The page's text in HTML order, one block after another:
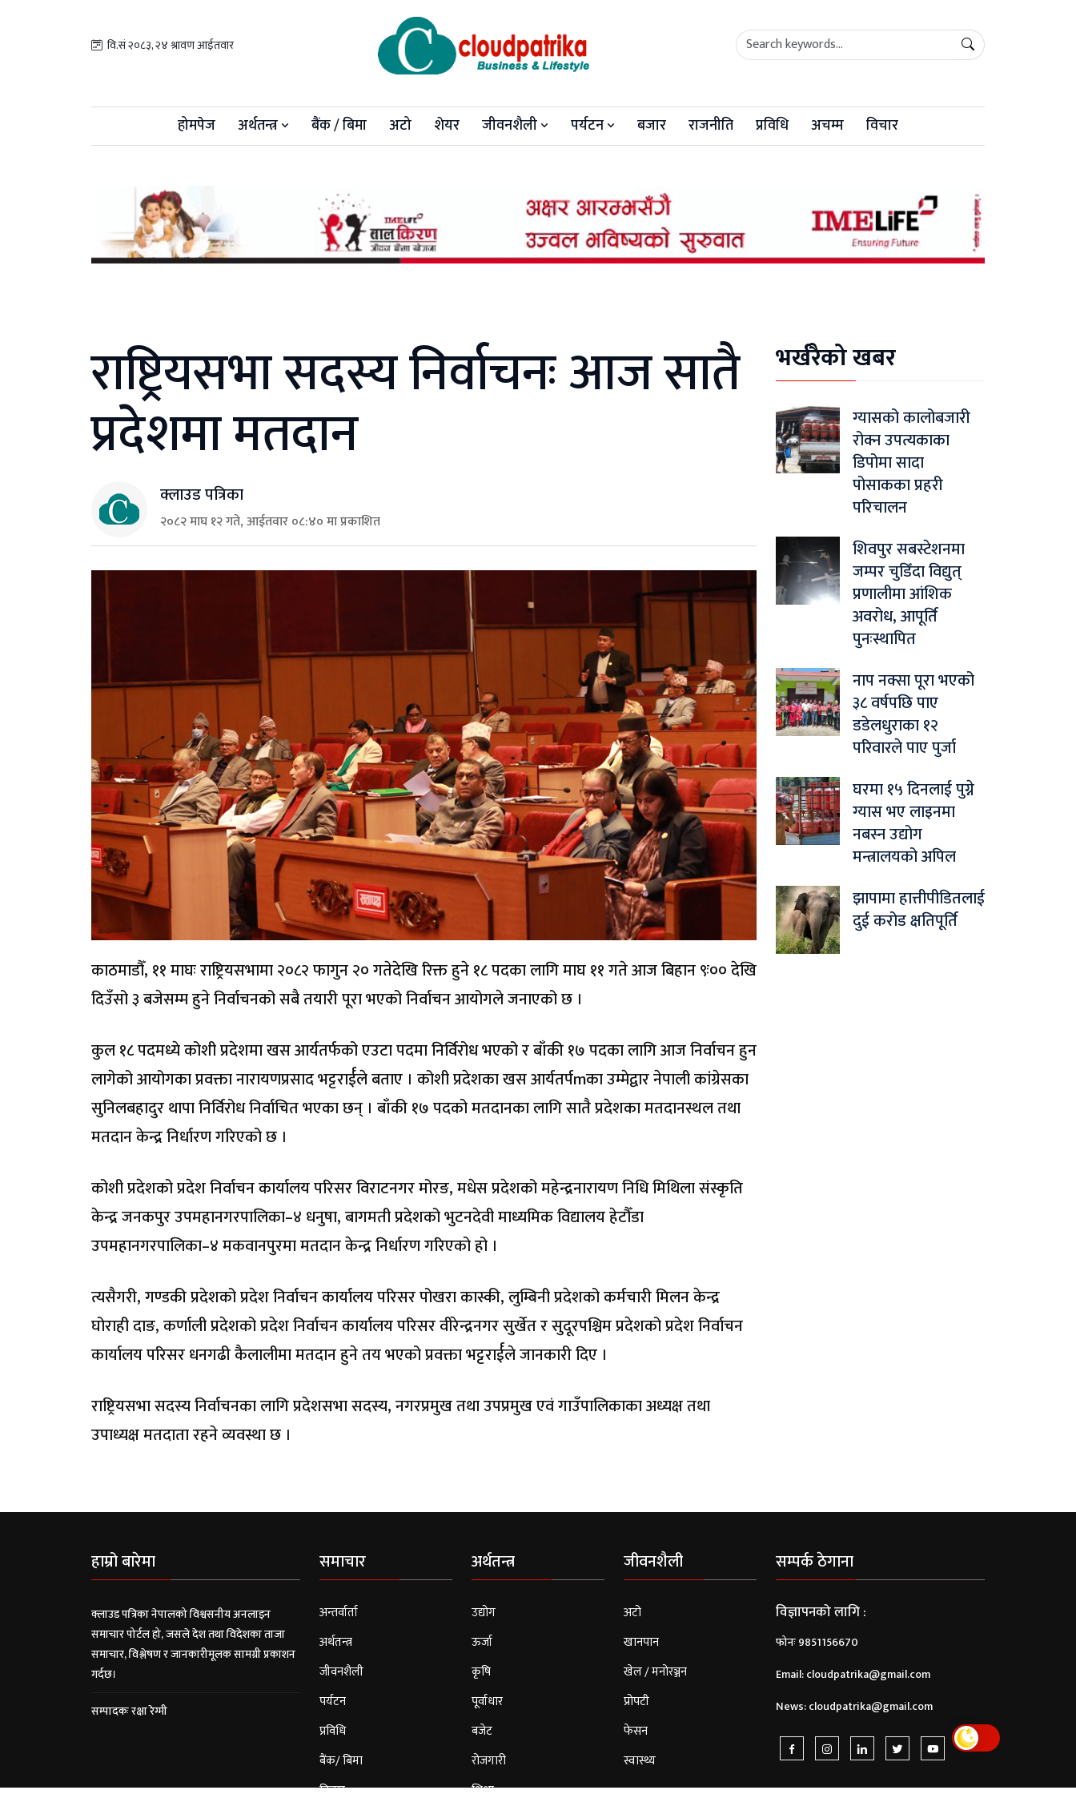
वि.सं २०८३, २४ श्रावण आईतवार
होमपेज अर्थतन्त्र बैंक / बिमा अटो शेयर जीवनशैली पर्यटन बजार राजनीति प्रविधि अचम्म विचार
राष्ट्रियसभा सदस्य निर्वाचनः आज सातै
प्रदेशमा मतदान
क्लाउड पत्रिका
२०८२ माघ १२ गते, आईतवार ०८:४० मा प्रकाशित
काठमाडौँ, ११ माघः राष्ट्रियसभामा २०८२ फागुन २० गतेदेखि रिक्त हुने १८ पदका लागि माघ ११ गते आज बिहान ९ः०० देखि
दिउँसो ३ बजेसम्म हुने निर्वाचनको सबै तयारी पूरा भएको निर्वाचन आयोगले जनाएको छ ।
कुल १८ पदमध्ये कोशी प्रदेशमा खस आर्यतर्फको एउटा पदमा निर्विरोध भएको र बाँकी १७ पदका लागि आज निर्वाचन हुन
लागेको आयोगका प्रवक्ता नारायणप्रसाद भट्टरार्ईले बताए । कोशी प्रदेशका खस आर्यतर्पmका उम्मेद्वार नेपाली कांग्रेसका
सुनिलबहादुर थापा निर्विरोध निर्वाचित भएका छन् । बाँकी १७ पदको मतदानका लागि सातै प्रदेशका मतदानस्थल तथा
मतदान केन्द्र निर्धारण गरिएको छ ।
कोशी प्रदेशको प्रदेश निर्वाचन कार्यालय परिसर विराटनगर मोरङ, मधेस प्रदेशको महेन्द्रनारायण निधि मिथिला संस्कृति
केन्द्र जनकपुर उपमहानगरपालिका–४ धनुषा, बागमती प्रदेशको भुटनदेवी माध्यमिक विद्यालय हेटौँडा
उपमहानगरपालिका–४ मकवानपुरमा मतदान केन्द्र निर्धारण गरिएको हो ।
त्यसैगरी, गण्डकी प्रदेशको प्रदेश निर्वाचन कार्यालय परिसर पोखरा कास्की, लुम्बिनी प्रदेशको कर्मचारी मिलन केन्द्र
घोराही दाङ, कर्णाली प्रदेशको प्रदेश निर्वाचन कार्यालय परिसर वीरेन्द्रनगर सुर्खेत र सुदूरपश्चिम प्रदेशको प्रदेश निर्वाचन
कार्यालय परिसर धनगढी कैलालीमा मतदान हुने तय भएको प्रवक्ता भट्टरार्ईले जानकारी दिए ।
राष्ट्रियसभा सदस्य निर्वाचनका लागि प्रदेशसभा सदस्य, नगरप्रमुख तथा उपप्रमुख एवं गाउँपालिकाका अध्यक्ष तथा
उपाध्यक्ष मतदाता रहने व्यवस्था छ ।
भर्खरैको खबर
ग्यासको कालोबजारी
रोक्न उपत्यकाका
डिपोमा सादा
पोसाकका प्रहरी
परिचालन
शिवपुर सबस्टेशनमा
जम्पर चुडिँदा विद्युत्
प्रणालीमा आंशिक
अवरोध, आपूर्ति
पुनःस्थापित
नाप नक्सा पूरा भएको
३८ वर्षपछि पाए
डडेलधुराका १२
परिवारले पाए पुर्जा
घरमा १५ दिनलाई पुग्ने
ग्यास भए लाइनमा
नबस्न उद्योग
मन्त्रालयको अपिल
झापामा हात्तीपीडितलाई
दुई करोड क्षतिपूर्ति
हाम्रो बारेमा
क्लाउड पत्रिका नेपालको विश्वसनीय अनलाइन
समाचार पोर्टल हो, जसले देश तथा विदेशका ताजा
समाचार, विश्लेषण र जानकारीमूलक सामग्री प्रकाशन
गर्दछ।
सम्पादकः रक्षा रेग्मी
समाचार
अन्तर्वार्ता
अर्थतन्त्र
जीवनशैली
पर्यटन
प्रविधि
बैंक/ बिमा
अर्थतन्त्र
उद्योग
ऊर्जा
कृषि
पूर्वाधार
बजेट
रोजगारी
जीवनशैली
अटो
खानपान
खेल / मनोरञ्जन
प्रोपटी
फेसन
स्वास्थ्य
सम्पर्क ठेगाना
विज्ञापनको लागि :
फोनः 9851156670
Email:cloudpatrika@gmail.com
News:cloudpatrika@gmail.com